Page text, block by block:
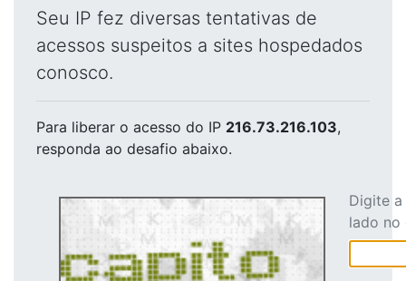
Seu IP fez diversas tentativas de
acessos suspeitos a sites hospedados
conosco.
Para liberar o acesso do IP 216.73.216.103,
responda ao desafio abaixo.
Digite
lado no